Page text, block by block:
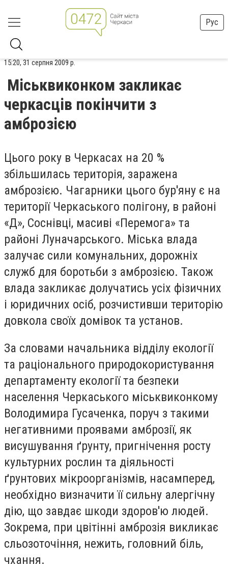
Рус
15:20, 31 серпня 2009 р.
Міськвиконком закликає
черкасців покінчити з
амброзією
Цього року в Черкасах на 20 %
збільшилась територія, заражена
амброзією. Чагарники цього бур'яну є на
території Черкаського полігону, в районі
«Д», Соснівці, масиві «Перемога» та
районі Луначарського. Міська влада
залучає сили комунальних, дорожніх
служб для боротьби з амброзією. Також
влада закликає долучатись усіх фізичних
і юридичних осіб, розчистивши територію
довкола своїх домівок та установ.
За словами начальника відділу екології
та раціонального природокористування
департаменту екології та безпеки
населення Черкаського міськвиконкому
Володимира Гусаченка, поруч з такими
негативними проявами амброзії, як
висушування ґрунту, пригнічення росту
культурних рослин та діяльності
ґрунтових мікроорганізмів, насамперед,
необхідно визначити її сильну алергічну
дію, що завдає шкоди здоров'ю людей.
Зокрема, при цвітінні амброзія викликає
сльозоточіння, нежить, головний біль,
чхання.